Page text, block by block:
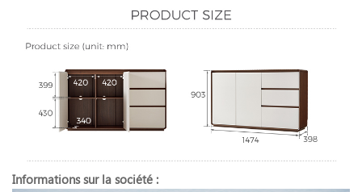
Informations sur la société :